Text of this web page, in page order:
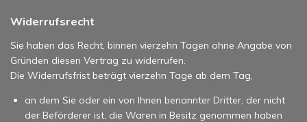
Widerrufsrecht
Sie haben das Recht, binnen vierzehn Tagen ohne Angabe von
Gründen diesen Vertrag zu widerrufen.
Die Widerrufsfrist beträgt vierzehn Tage ab dem Tag,
an dem Sie oder ein von Ihnen benannter Dritter, der nicht
der Beförderer ist, die Waren in Besitz genommen haben